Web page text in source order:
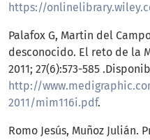
https://
Palafox G, Martin del
desconocido. El reto de la
2011; 27(6):573-585
http://
2011/mim116i.pdf.
Romo Jesús, Muñoz